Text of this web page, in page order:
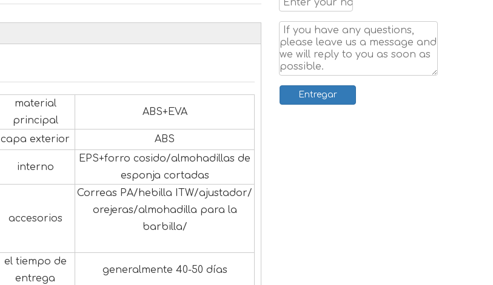
material
principal
ABS+EVA
capa exterior ABS
interno
EPS+forro cosido/almohadillas de
esponja cortadas
accesorios
Correas PA/hebilla ITW/ajustador/
orejeras/almohadilla para la
barbilla/
el tiempo de
entrega
generalmente 40-50 días
Entregar